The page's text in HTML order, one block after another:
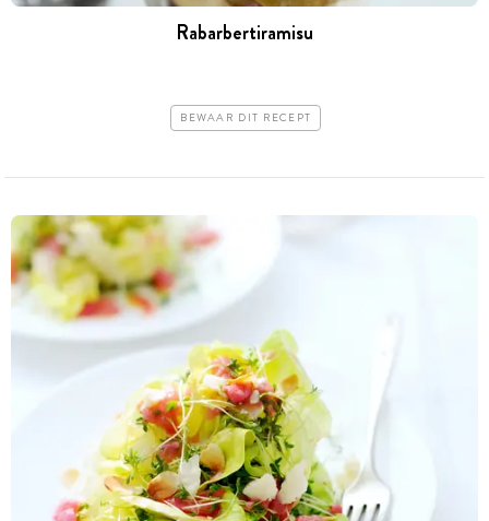
Rabarbertiramisu
BEWAAR DIT RECEPT